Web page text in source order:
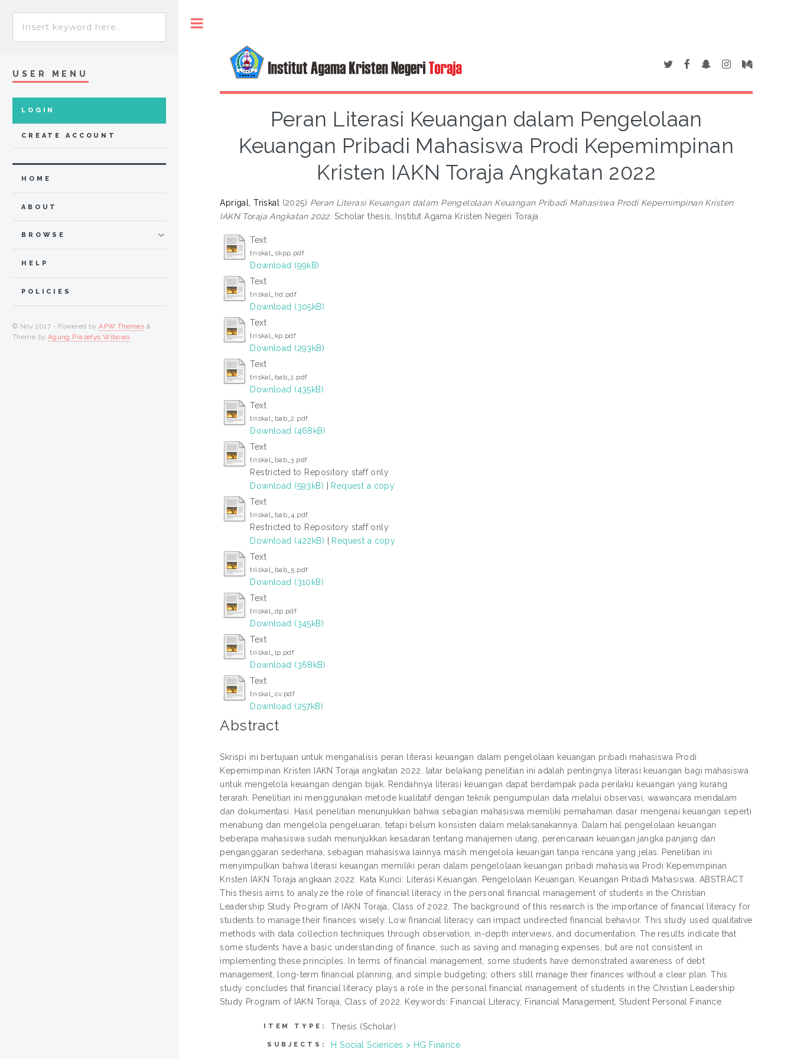
Peran Literasi Keuangan dalam Pengelolaan
Keuangan Pribadi Mahasiswa Prodi Kepemimpinan
Kristen IAKN Toraja Angkatan 2022
Aprigal, Triskal (2025) Peran Literasi Keuangan dalam Pengelolaan Keuangan Pribadi Mahasiswa Prodi Kepemimpinan Kristen
IAKN Toraja Angkatan 2022. Scholar thesis, Institut Agama Kristen Negeri Toraja.
Text
triskal_skpp.pdf
Download (99kB)
Text
triskal_hd.pdf
Download (305kB)
Text
triskal_kp.pdf
Download (293kB)
Text
triskal_bab_1.pdf
Download (435kB)
Text
triskal_bab_2.pdf
Download (468kB)
Text
triskal_bab_3.pdf
Restricted to Repository staff only
Download (593kB) | Request a copy
Text
triskal_bab_4.pdf
Restricted to Repository staff only
Download (422kB) | Request a copy
Text
triskal_bab_5.pdf
Download (310kB)
Text
triskal_dp.pdf
Download (345kB)
Text
triskal_lp.pdf
Download (368kB)
Text
triskal_cv.pdf
Download (257kB)
Abstract
Skrispi ini bertujuan untuk menganalisis peran literasi keuangan dalam pengelolaan keuangan pribadi mahasiswa Prodi
Kepemimpinan Kristen IAKN Toraja angkatan 2022. latar belakang penelitian ini adalah pentingnya literasi keuangan bagi mahasiswa
untuk mengelola keuangan dengan bijak. Rendahnya literasi keuangan dapat berdampak pada perilaku keuangan yang kurang
terarah. Penelitian ini menggunakan metode kualitatif dengan teknik pengumpulan data melalui observasi, wawancara mendalam
dan dokumentasi. Hasil penelitian menunjukkan bahwa sebagian mahasiswa memiliki pemahaman dasar mengenai keuangan seperti
menabung dan mengelola pengeluaran, tetapi belum konsisten dalam melaksanakannya. Dalam hal pengelolaan keuangan
beberapa mahasiswa sudah menunjukkan kesadaran tentang manajemen utang, perencanaan keuangan jangka panjang dan
penganggaran sederhana, sebagian mahasiswa lainnya masih mengelola keuangan tanpa rencana yang jelas. Penelitian ini
menyimpulkan bahwa literasi keuangan memiliki peran dalam pengelolaan keuangan pribadi mahasiswa Prodi Kepemimpinan
Kristen IAKN Toraja angkaan 2022. Kata Kunci: Literasi Keuangan, Pengelolaan Keuangan, Keuangan Pribadi Mahasiswa. ABSTRACT
This thesis aims to analyze the role of financial literacy in the personal financial management of students in the Christian
Leadership Study Program of IAKN Toraja, Class of 2022. The background of this research is the importance of financial literacy for
students to manage their finances wisely. Low financial literacy can impact undirected financial behavior. This study used qualitative
methods with data collection techniques through observation, in-depth interviews, and documentation. The results indicate that
some students have a basic understanding of finance, such as saving and managing expenses, but are not consistent in
implementing these principles. In terms of financial management, some students have demonstrated awareness of debt
management, long-term financial planning, and simple budgeting; others still manage their finances without a clear plan. This
study concludes that financial literacy plays a role in the personal financial management of students in the Christian Leadership
Study Program of IAKN Toraja, Class of 2022. Keywords: Financial Literacy, Financial Management, Student Personal Finance.
ITEM TYPE: Thesis (Scholar)
SUBJECTS:
H Social Sciences > HG Finance
USER MENU
LOGIN
CREATE ACCOUNT
HOME
ABOUT
BROWSE
HELP
POLICIES
© Nov 2017 - Powered byAPW Themes &
Theme by Agung Prasetyo Wibowo